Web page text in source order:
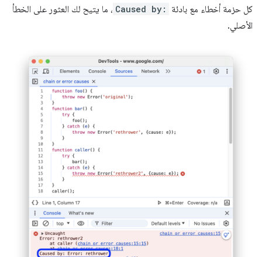
كل حزمة أخطاء مع بادئة
Caused by: ، ما يتيح لك العثور على الخطأ
الأصلي.